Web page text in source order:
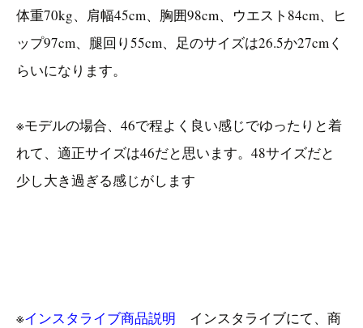
体重70kg、肩幅45cm、胸囲98cm、ウエスト84cm、ヒ
ップ97cm、腿回り55cm、足のサイズは26.5か27cmく
らいになります。
※モデルの場合、46で程よく良い感じでゆったりと着
れて、適正サイズは46だと思います。48サイズだと
少し大き過ぎる感じがします
※インスタライブ商品説明 インスタライブにて、商